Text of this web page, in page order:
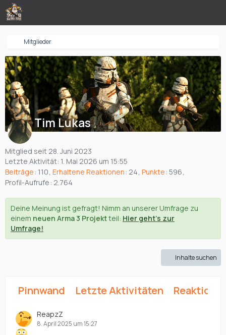
Mitglieder
Tim Lukas
Mitglied seit 28. Juni 2023
Letzte Aktivität: 1. Mai 2026 um 15:55
Beiträge 110 Erhaltene Reaktionen 24 Punkte 596
Profil-Aufrufe 2.764
Deine Meinung ist gefragt! Nimm an unserer Umfrage zu
einem neuen Arma 3 Projektteil: Hier geht's zur
Umfrage!
Inhalte suchen
Pinnwand Letzte Aktivitäten
ReapzZ
8. April 2025 um 15:27